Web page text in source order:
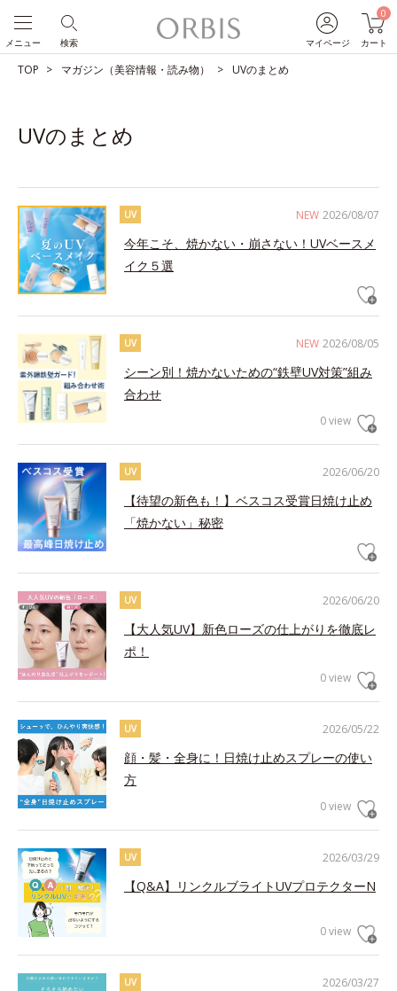
マイページ
0
カート
検索
メニュー
TOP マガジン（美容情報・読み物） UVのまとめ
UVのまとめ
NEW 2026/08/07
UV
今年こそ、焼かない・崩さない！UVベースメ
イク５選
NEW 2026/08/05
UV
シーン別！焼かないための“鉄壁UV対策”組み
合わせ
0 view
2026/06/20
UV
【待望の新色も！】ベスコス受賞日焼け止め
「焼かない」秘密
2026/06/20
UV
【大人気UV】新色ローズの仕上がりを徹底レ
ポ！
0 view
2026/05/22
UV
顔・髪・全身に！日焼け止めスプレーの使い
方
0 view
2026/03/29
UV
【Q&A】リンクルブライトUVプロテクターN
0 view
2026/03/27
UV